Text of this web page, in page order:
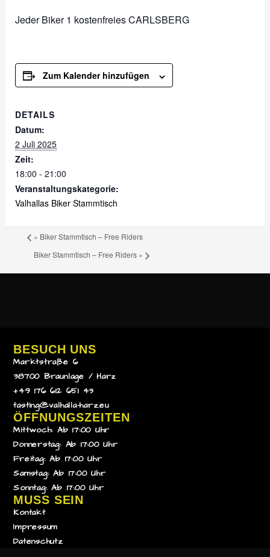
Jeder Biker 1 kostenfreies CARLSBERG
Zum Kalender hinzufügen
DETAILS
Datum:
2 Juli 2025
Zeit:
18:00 - 21:00
Veranstaltungskategorie:
Valhallas Biker Stammtisch
« Biker Stammtisch – Free Riders
Biker Stammtisch – Free Riders »
BESUCH UNS
Marktstraße 6
38700 Braunlage / Harz
+49 176 612 651 43
tasting@valhalla-harz.eu
ÖFFNUNGSZEITEN
Mittwoch: Ab 17:00 Uhr
Donnerstag: Ab 17:00 Uhr
Freitag: Ab 17:00 Uhr
Samstag: Ab 17:00 Uhr
Sonntag: Ab 17:00 Uhr
MUSS SEIN
Kontakt
Impressum
Datenschutz